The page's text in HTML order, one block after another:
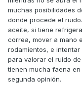
muchas posibilidades
donde procede el
aceite, si tiene
correa, mover a mano
rodamientos, e
para valorar el ruido
tienen mucha faena
segunda opinión.